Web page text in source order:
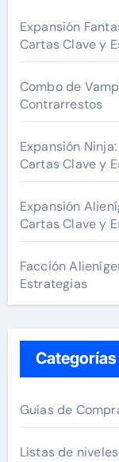
f
o
r
:
Expansión
Cartas Clave y
Combo de
Contrarrestos
Expansión
Cartas Clave y
Expansión
Cartas Clave y
Facción
Estrategias
Categorías
Guías de
Listas de